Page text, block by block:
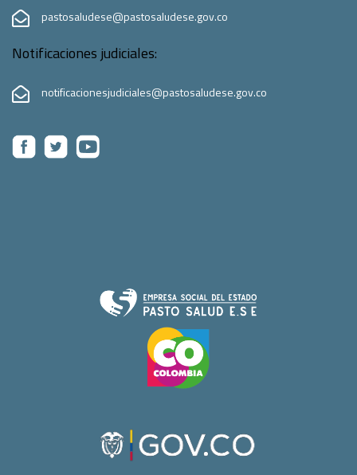
pastosaludese@pastosaludese.gov.co
Notificaciones judiciales:
notificacionesjudiciales@pastosaludese.gov.co